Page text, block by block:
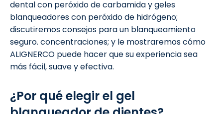
dental con peróxido de carbamida y geles
blanqueadores con peróxido de hidrógeno;
discutiremos consejos para un blanqueamiento
seguro. concentraciones; y le mostraremos cómo
ALIGNERCO puede hacer que su experiencia sea
más fácil, suave y efectiva.
¿Por qué elegir el gel